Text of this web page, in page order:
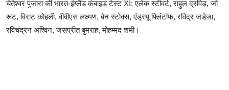
चेतेश्वर पुजारा की भारत-इंग्लैंड कंबाइड टेस्ट XI: एलेक स्टीवर्ट, राहुल द्रविड़, जो
रूट, विराट कोहली, वीवीएस लक्ष्मण, बेन स्टोक्स, एंड्रयू फ्लिंटॉफ, रविद्र जडेजा,
रविचंद्रन अश्विन, जसप्रीत बुमराह, मोहम्मद शमी।